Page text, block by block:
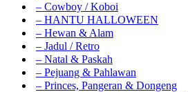
– Cowboy / Koboi
– HANTU HALLOWEEN
– Hewan & Alam
– Jadul / Retro
– Natal & Paskah
– Pejuang & Pahlawan
– Princes, Pangeran & Dongeng